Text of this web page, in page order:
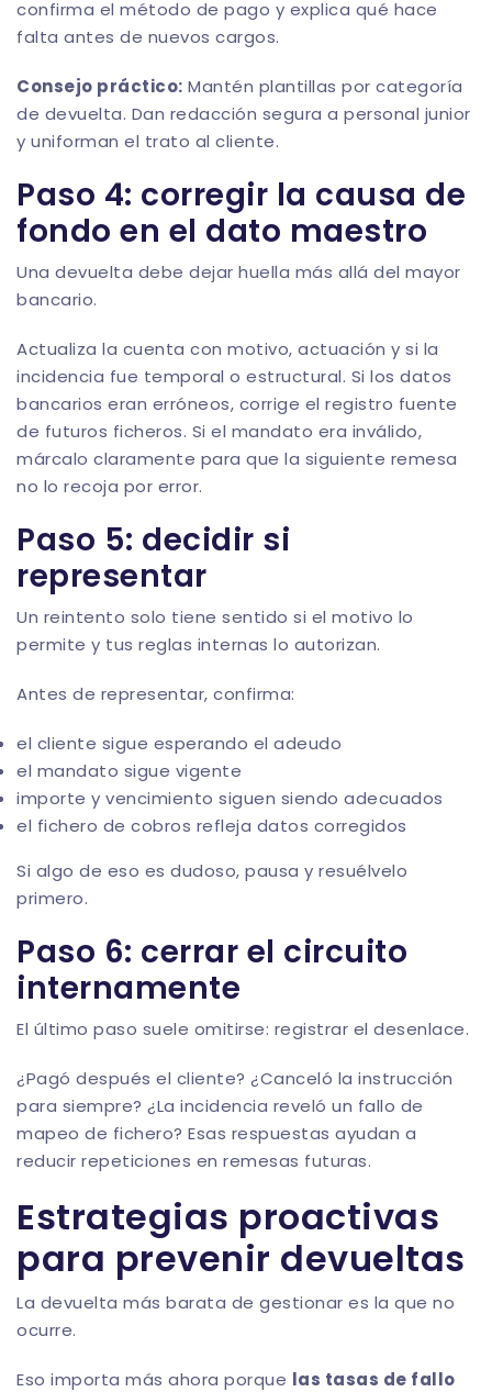
confirma el método de pago y explica qué hace
falta antes de nuevos cargos.
Consejo práctico: Mantén plantillas por categoría
de devuelta. Dan redacción segura a personal junior
y uniforman el trato al cliente.
Paso 4: corregir la causa de
fondo en el dato maestro
Una devuelta debe dejar huella más allá del mayor
bancario.
Actualiza la cuenta con motivo, actuación y si la
incidencia fue temporal o estructural. Si los datos
bancarios eran erróneos, corrige el registro fuente
de futuros ficheros. Si el mandato era inválido,
márcalo claramente para que la siguiente remesa
no lo recoja por error.
Paso 5: decidir si
representar
Un reintento solo tiene sentido si el motivo lo
permite y tus reglas internas lo autorizan.
Antes de representar, confirma:
el cliente sigue esperando el adeudo
el mandato sigue vigente
importe y vencimiento siguen siendo adecuados
el fichero de cobros refleja datos corregidos
Si algo de eso es dudoso, pausa y resuélvelo
primero.
Paso 6: cerrar el circuito
internamente
El último paso suele omitirse: registrar el desenlace.
¿Pagó después el cliente? ¿Canceló la instrucción
para siempre? ¿La incidencia reveló un fallo de
mapeo de fichero? Esas respuestas ayudan a
reducir repeticiones en remesas futuras.
Estrategias proactivas
para prevenir devueltas
La devuelta más barata de gestionar es la que no
ocurre.
Eso importa más ahora porque las tasas de fallo